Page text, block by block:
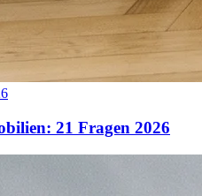
21 Fragen 2026